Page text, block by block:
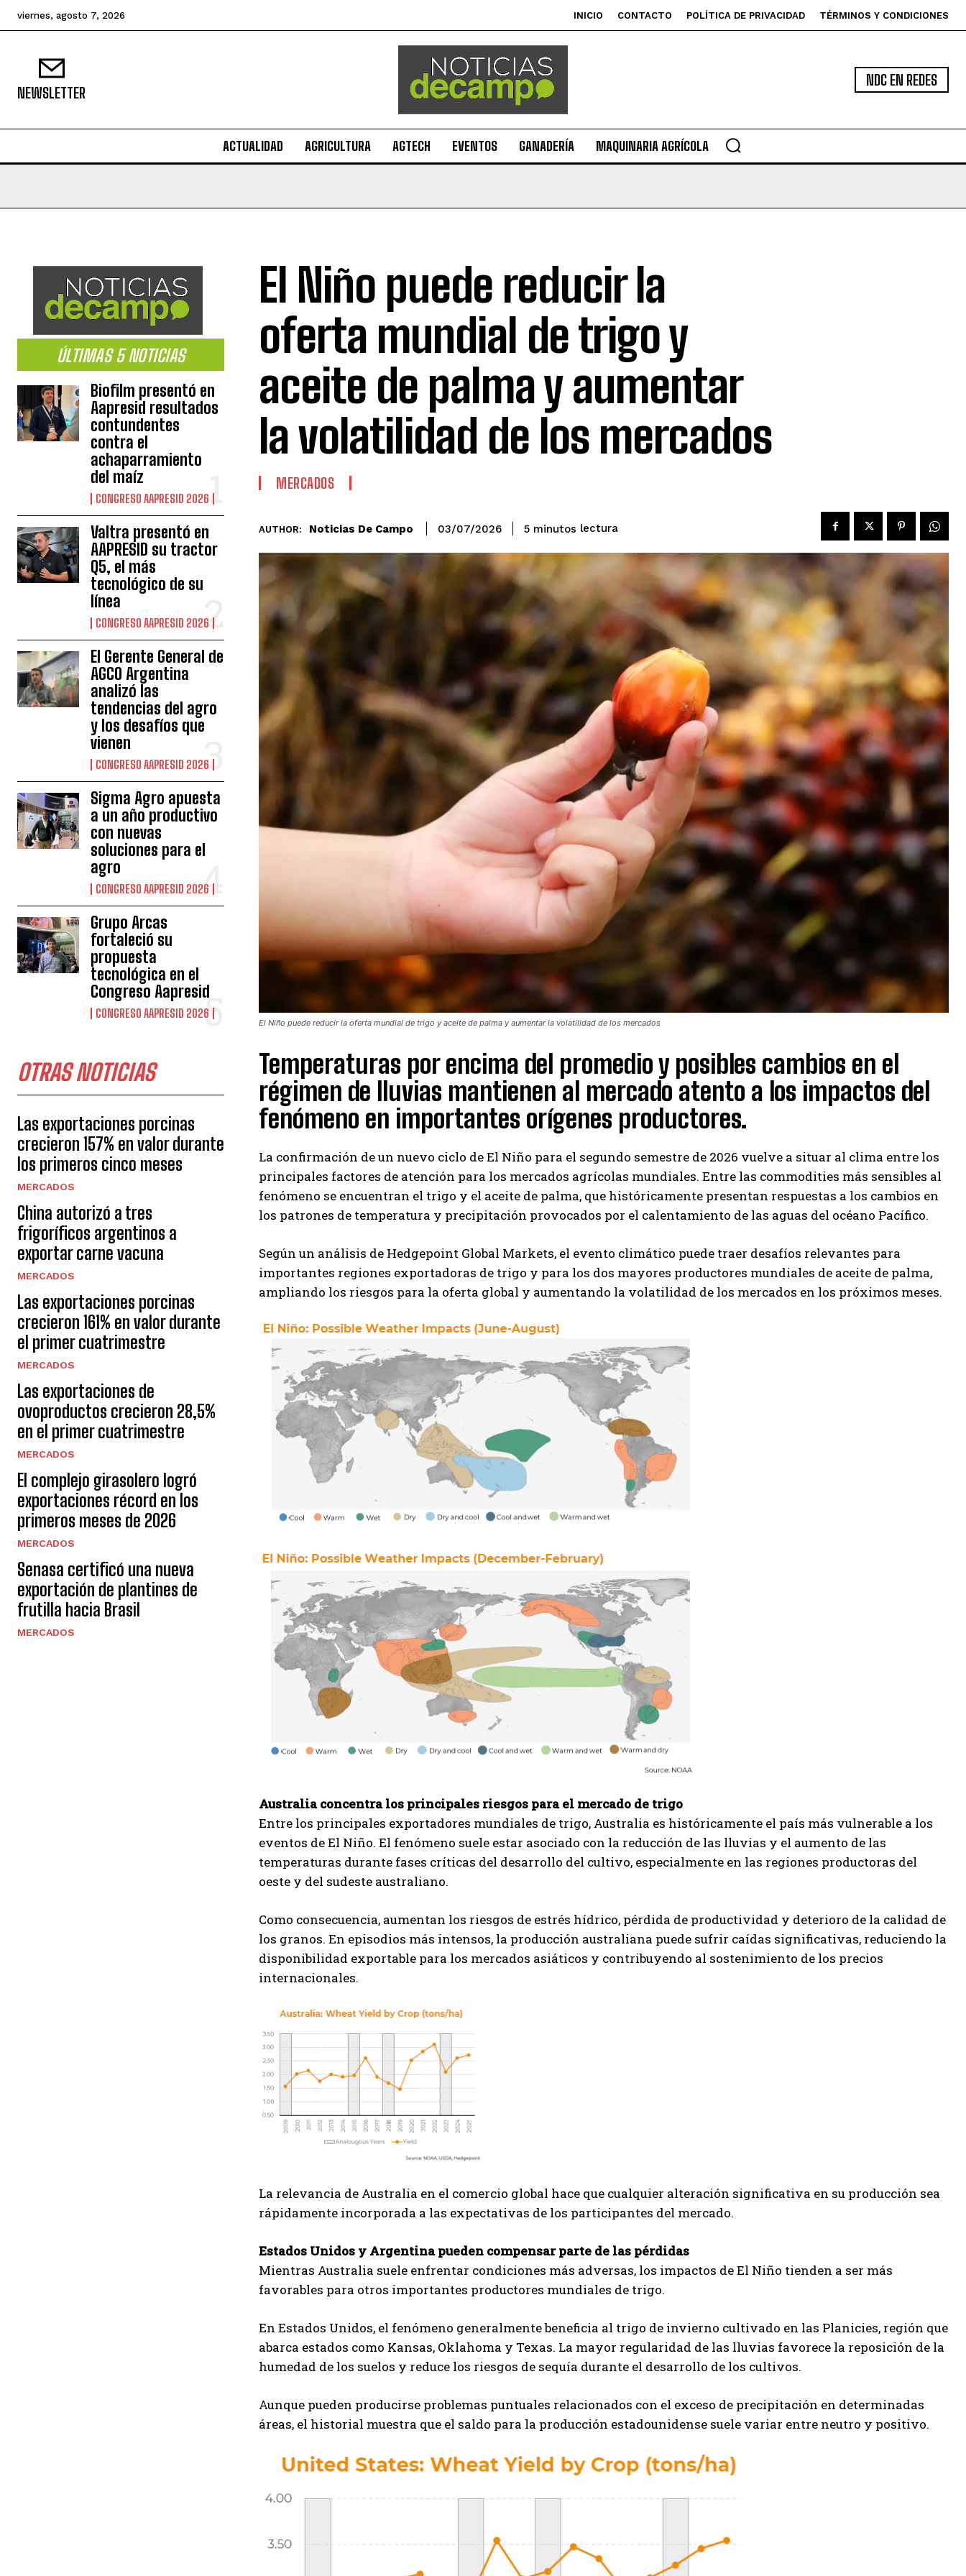
Suscribite al Newsletter
QUIERO SUSCRIBIRME
Leí y acepto la Política de Privacidad.
viernes, agosto 7, 2026 INICIO CONTACTO POLÍTICA DE PRIVACIDAD TÉRMINOS Y CONDICIONES
NEWSLETTER
NDC EN REDES
ACTUALIDAD AGRICULTURA AGTECH EVENTOS GANADERÍA MAQUINARIA AGRÍCOLA
ÚLTIMAS 5 NOTICIAS
Biofilm presentó en
Aapresid resultados
contundentes
contra el
achaparramiento
del maíz
CONGRESO AAPRESID 2026
Valtra presentó en
AAPRESID su tractor
Q5, el más
tecnológico de su
línea
CONGRESO AAPRESID 2026
El Gerente General de
AGCO Argentina
analizó las
tendencias del agro
y los desafíos que
vienen
CONGRESO AAPRESID 2026
Sigma Agro apuesta
a un año productivo
con nuevas
soluciones para el
agro
CONGRESO AAPRESID 2026
Grupo Arcas
fortaleció su
propuesta
tecnológica en el
Congreso Aapresid
CONGRESO AAPRESID 2026
OTRAS NOTICIAS
Las exportaciones porcinas
crecieron 157% en valor durante
los primeros cinco meses
MERCADOS
China autorizó a tres
frigoríficos argentinos a
exportar carne vacuna
MERCADOS
Las exportaciones porcinas
crecieron 161% en valor durante
el primer cuatrimestre
MERCADOS
Las exportaciones de
ovoproductos crecieron 28,5%
en el primer cuatrimestre
MERCADOS
El complejo girasolero logró
exportaciones récord en los
primeros meses de 2026
MERCADOS
Senasa certificó una nueva
exportación de plantines de
frutilla hacia Brasil
MERCADOS
El Niño puede reducir la
oferta mundial de trigo y
aceite de palma y aumentar
la volatilidad de los mercados
MERCADOS
AUTHOR: Noticias De Campo 03/07/2026 5 minutos lectura
El Niño puede reducir la oferta mundial de trigo y aceite de palma y aumentar la volatilidad de los mercados
Temperaturas por encima del promedio y posibles cambios en el
régimen de lluvias mantienen al mercado atento a los impactos del
fenómeno en importantes orígenes productores.
La confirmación de un nuevo ciclo de El Niño para el segundo semestre de 2026 vuelve a situar al clima entre los
principales factores de atención para los mercados agrícolas mundiales. Entre las commodities más sensibles al
fenómeno se encuentran el trigo y el aceite de palma, que históricamente presentan respuestas a los cambios en
los patrones de temperatura y precipitación provocados por el calentamiento de las aguas del océano Pacífico.
Según un análisis de Hedgepoint Global Markets, el evento climático puede traer desafíos relevantes para
importantes regiones exportadoras de trigo y para los dos mayores productores mundiales de aceite de palma,
ampliando los riesgos para la oferta global y aumentando la volatilidad de los mercados en los próximos meses.
Australia concentra los principales riesgos para el mercado de trigo
Entre los principales exportadores mundiales de trigo, Australia es históricamente el país más vulnerable a los
eventos de El Niño. El fenómeno suele estar asociado con la reducción de las lluvias y el aumento de las
temperaturas durante fases críticas del desarrollo del cultivo, especialmente en las regiones productoras del
oeste y del sudeste australiano.
Como consecuencia, aumentan los riesgos de estrés hídrico, pérdida de productividad y deterioro de la calidad de
los granos. En episodios más intensos, la producción australiana puede sufrir caídas significativas, reduciendo la
disponibilidad exportable para los mercados asiáticos y contribuyendo al sostenimiento de los precios
internacionales.
La relevancia de Australia en el comercio global hace que cualquier alteración significativa en su producción sea
rápidamente incorporada a las expectativas de los participantes del mercado.
Estados Unidos y Argentina pueden compensar parte de las pérdidas
Mientras Australia suele enfrentar condiciones más adversas, los impactos de El Niño tienden a ser más
favorables para otros importantes productores mundiales de trigo.
En Estados Unidos, el fenómeno generalmente beneficia al trigo de invierno cultivado en las Planicies, región que
abarca estados como Kansas, Oklahoma y Texas. La mayor regularidad de las lluvias favorece la reposición de la
humedad de los suelos y reduce los riesgos de sequía durante el desarrollo de los cultivos.
Aunque pueden producirse problemas puntuales relacionados con el exceso de precipitación en determinadas
áreas, el historial muestra que el saldo para la producción estadounidense suele variar entre neutro y positivo.